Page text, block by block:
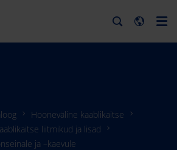
Hooneväline kaablikaitse
liitmikud ja lisad
ja –kaevule